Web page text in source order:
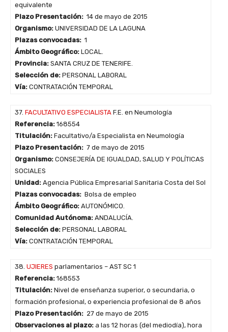
equivalente
Plazo Presentación: 14 de mayo de 2015
Organismo: UNIVERSIDAD DE LA LAGUNA
Plazas convocadas: 1
Ámbito Geográfico: LOCAL.
Provincia: SANTA CRUZ DE TENERIFE.
Selección de: PERSONAL LABORAL
Vía: CONTRATACIÓN TEMPORAL
37. FACULTATIVO ESPECIALISTA F.E. en Neumología
Referencia: 168554
Titulación: Facultativo/a Especialista en Neumología
Plazo Presentación: 7 de mayo de 2015
Organismo: CONSEJERÍA DE IGUALDAD, SALUD Y POLÍTICAS
SOCIALES
Unidad: Agencia Pública Empresarial Sanitaria Costa del Sol
Plazas convocadas: Bolsa de empleo
Ámbito Geográfico: AUTONÓMICO.
Comunidad Autónoma: ANDALUCÍA.
Selección de: PERSONAL LABORAL
Vía: CONTRATACIÓN TEMPORAL
38. UJIERES parlamentarios – AST SC 1
Referencia: 168553
Titulación: Nivel de enseñanza superior, o secundaria, o
formación profesional, o experiencia profesional de 8 años
Plazo Presentación: 27 de mayo de 2015
Observaciones al plazo: a las 12 horas (del mediodía), hora